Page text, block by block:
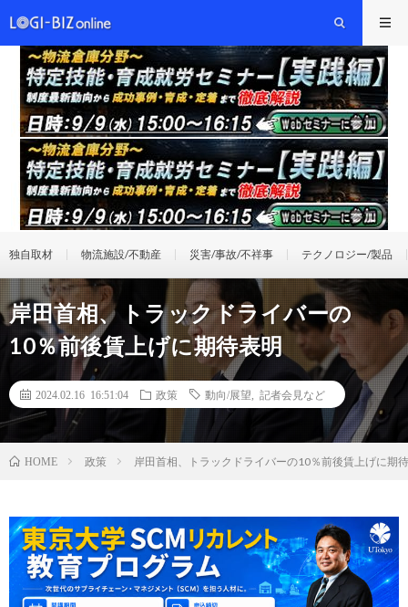
独自取材 物流施設/不動産 災害/事故/不祥事 テクノロジー/製品
岸田首相、トラックドライバーの
10％前後賃上げに期待表明
2024.02.16 16:51:04 政策 動向/展望 記者会見など
HOME 政策 岸田首相、トラックドライバーの10％前後賃上げに期